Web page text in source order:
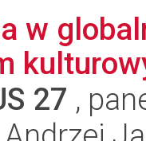
w
27 ,